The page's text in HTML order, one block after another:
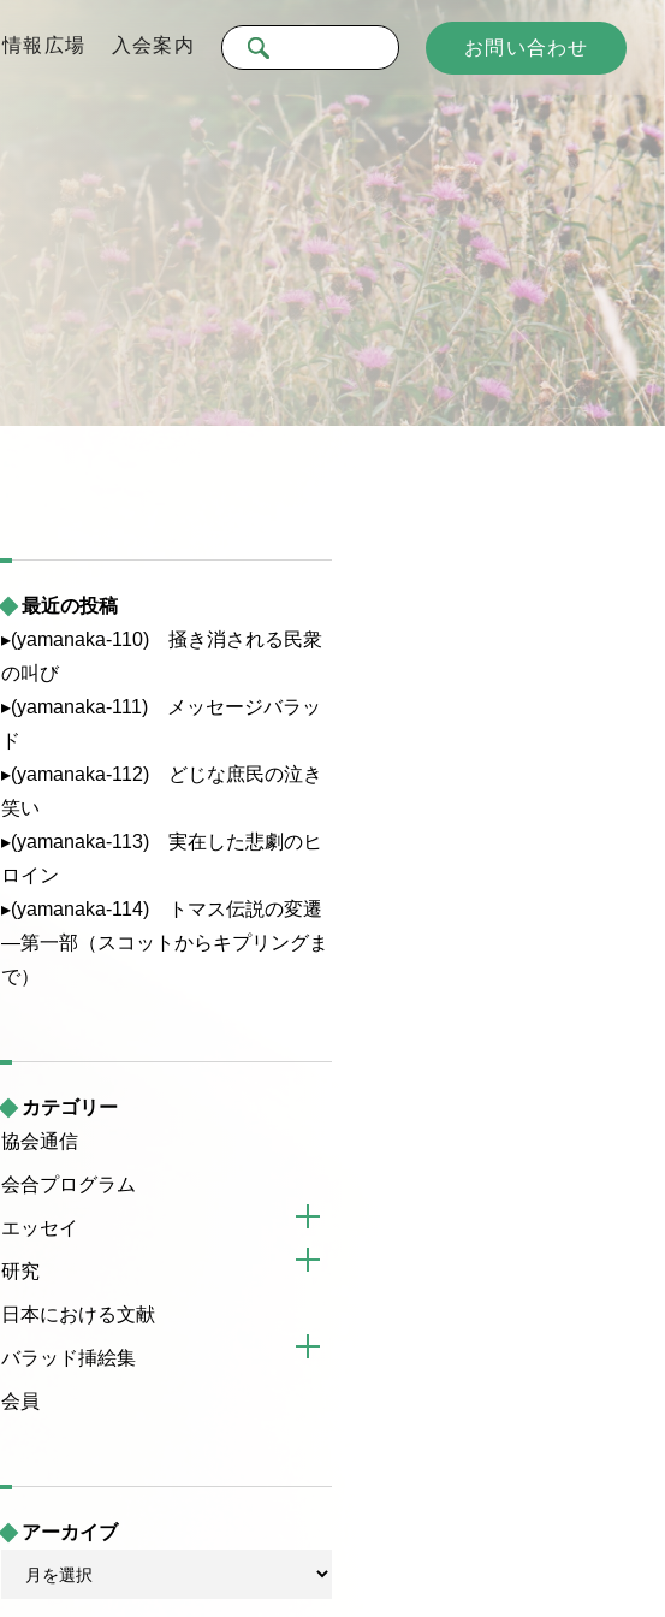
情報広場 入会案内 お問い合わせ
最近の投稿
▸(yamanaka-110) 掻き消される民衆
の叫び
▸(yamanaka-111) メッセージバラッ
ド
▸(yamanaka-112) どじな庶民の泣き
笑い
▸(yamanaka-113) 実在した悲劇のヒ
ロイン
▸(yamanaka-114) トマス伝説の変遷
—第一部（スコットからキプリングま
で）
カテゴリー
協会通信
会合プログラム
エッセイ
研究
日本における文献
バラッド挿絵集
会員
アーカイブ